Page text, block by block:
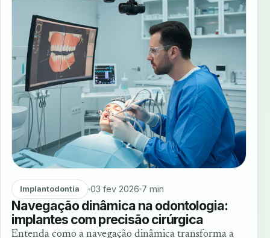
Implantodontia 03 fev 2026 7 min
Navegação dinâmica na odontologia:
implantes com precisão cirúrgica
Entenda como a navegação dinâmica transforma a